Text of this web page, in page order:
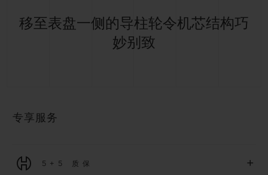
移至表盘一侧的导柱轮令机芯结构巧
妙别致
专享服务
5+5 质保 +